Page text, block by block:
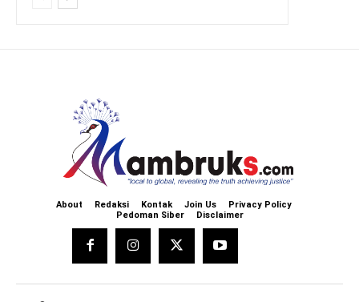
About Redaksi Kontak Join Us
Privacy Policy
Pedoman Siber
Disclaimer